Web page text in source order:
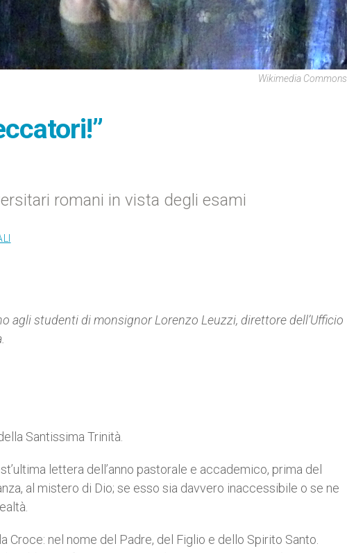
Wikimedia Commons
romani in vista degli esami
agli studenti di monsignor Lorenzo Leuzzi, direttore dell’Ufficio
Santissima Trinità.
lettera dell’anno pastorale e accademico, prima del
al mistero di Dio; se esso sia davvero inaccessibile o se ne
nel nome del Padre, del Figlio e dello Spirito Santo.